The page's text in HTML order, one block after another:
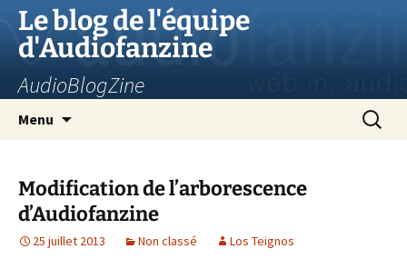
Aller
contenu
Le blog de l'équipe
d'Audiofanzine
AudioBlogZine
Menu
Modification de l’arborescence
d’Audiofanzine
25 juillet 2013 Non classé Los Teignos